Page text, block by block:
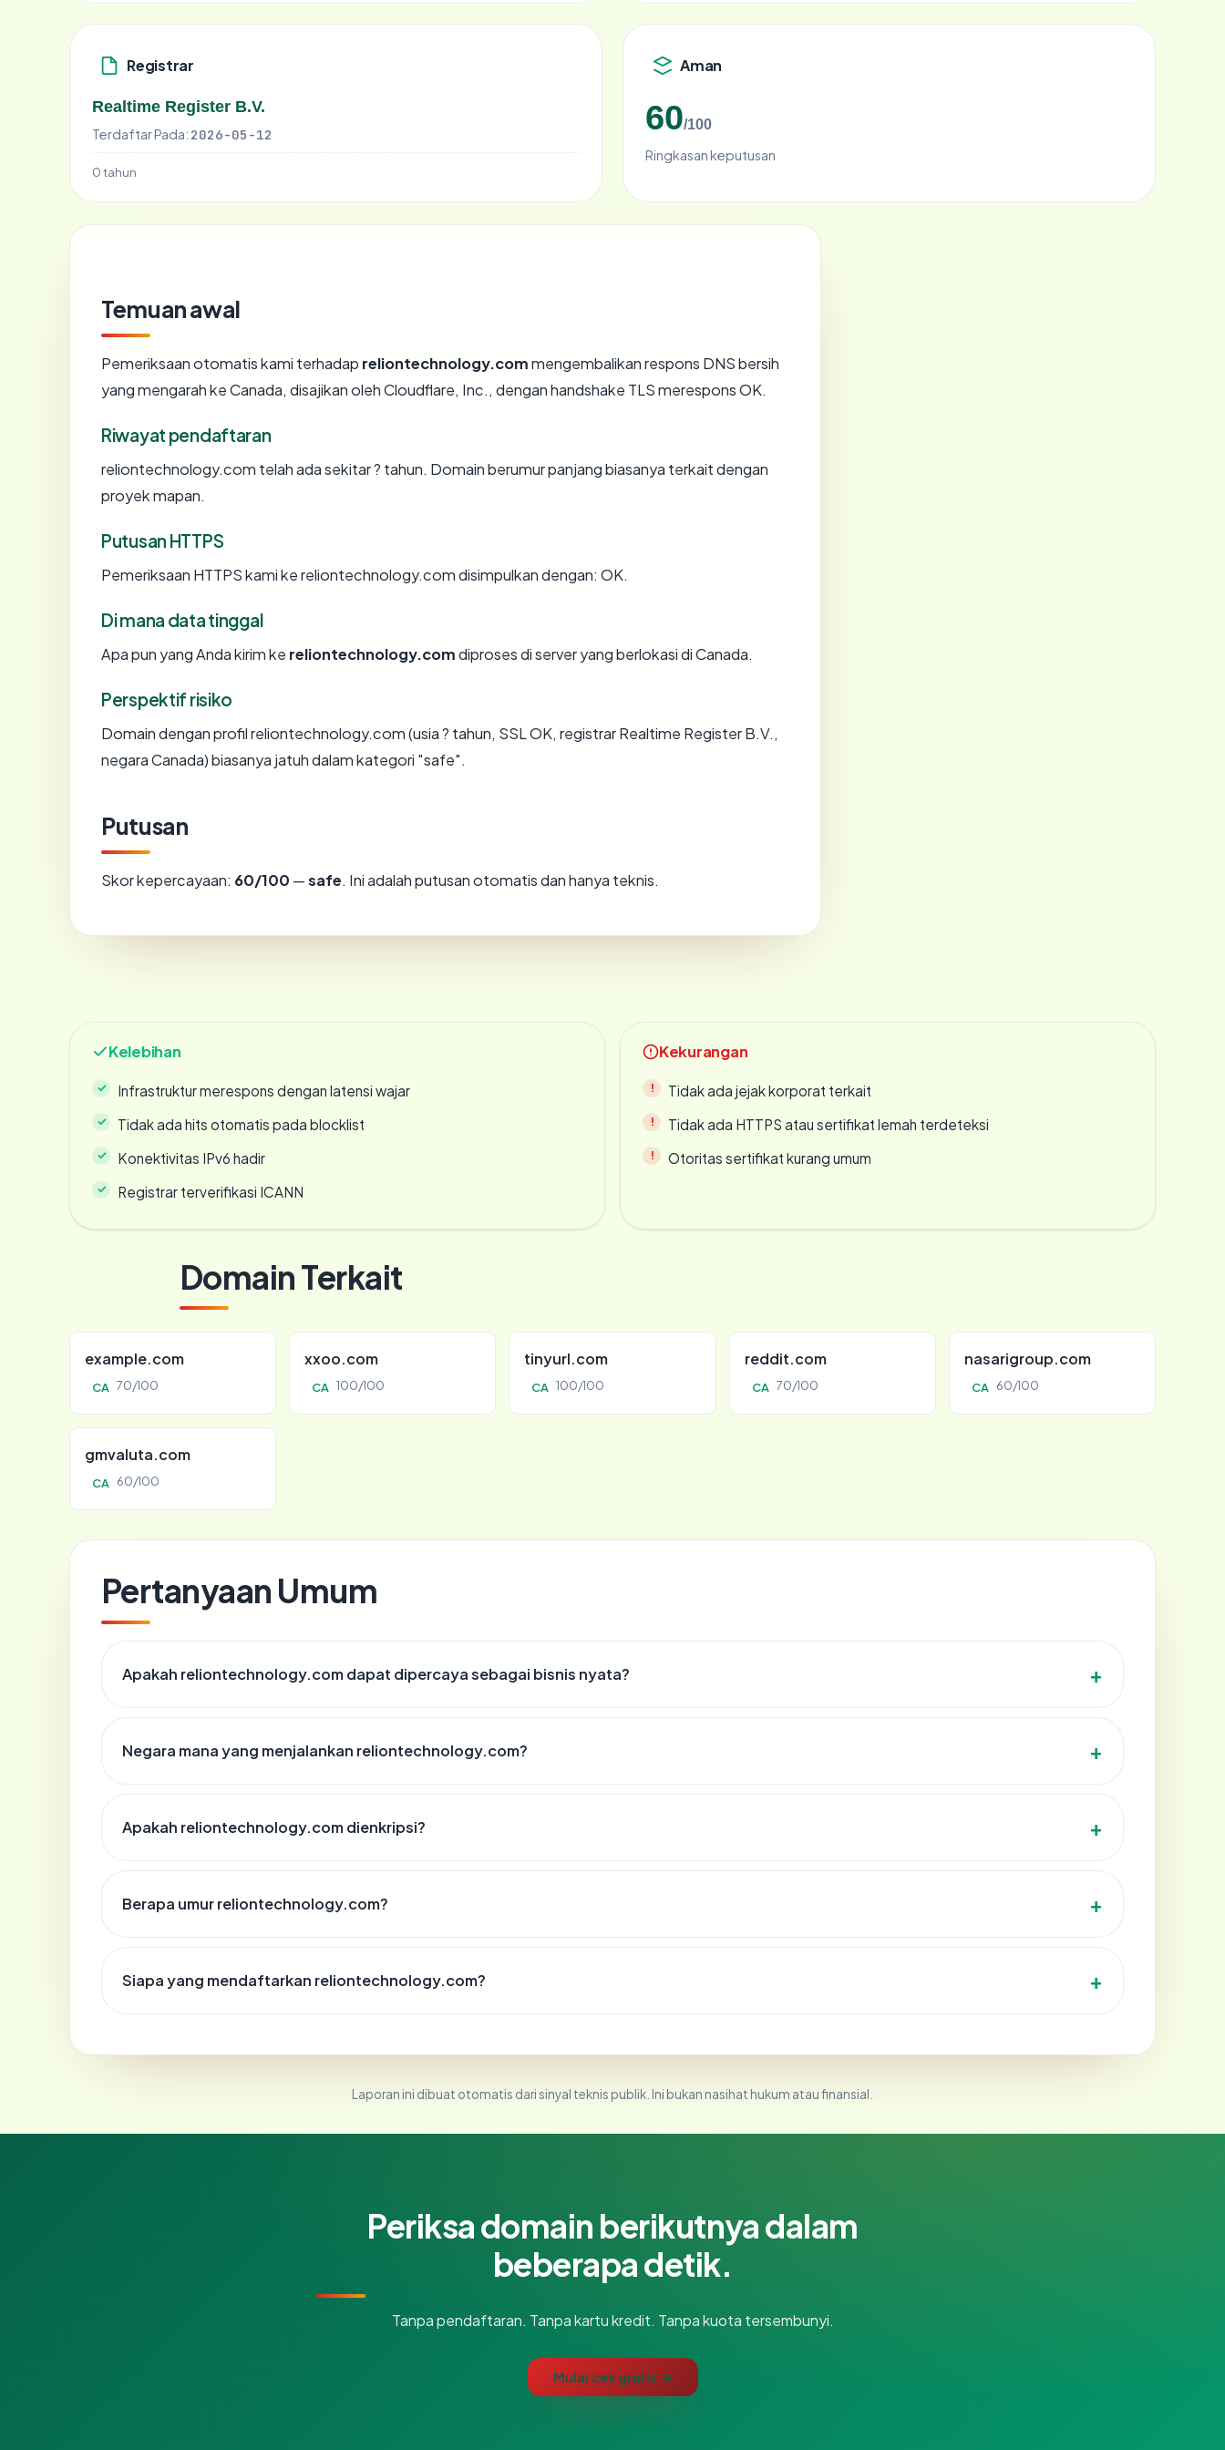
Registrar
Realtime Register B.V.
Terdaftar Pada: 2026-05-12
0 tahun
Aman
60/100
Ringkasan keputusan
Temuan awal
Pemeriksaan otomatis kami terhadap reliontechnology.commengembalikan respons DNS bersih
yang mengarah ke Canada, disajikan oleh Cloudflare, Inc., dengan handshake TLS merespons OK.
Riwayat pendaftaran
reliontechnology.com telah ada sekitar ? tahun. Domain berumur panjang biasanya terkait dengan
proyek mapan.
Putusan HTTPS
Pemeriksaan HTTPS kami ke reliontechnology.com disimpulkan dengan: OK.
Di mana data tinggal
Apa pun yang Anda kirim ke reliontechnology.comdiproses di server yang berlokasi di Canada.
Perspektif risiko
Domain dengan profil reliontechnology.com (usia ? tahun, SSL OK, registrar Realtime Register B.V.,
negara Canada) biasanya jatuh dalam kategori "safe".
Putusan
Skor kepercayaan: 60/100 —safe. Ini adalah putusan otomatis dan hanya teknis.
Kelebihan
Infrastruktur merespons dengan latensi wajar
Tidak ada hits otomatis pada blocklist
Konektivitas IPv6 hadir
Registrar terverifikasi ICANN
Kekurangan
Tidak ada jejak korporat terkait
Tidak ada HTTPS atau sertifikat lemah terdeteksi
Otoritas sertifikat kurang umum
Domain Terkait
example.com
CA 70/100
xxoo.com
CA 100/100
tinyurl.com
CA 100/100
reddit.com
CA 70/100
nasarigroup.com
CA 60/100
gmvaluta.com
CA 60/100
Pertanyaan Umum
Apakah reliontechnology.com dapat dipercaya sebagai bisnis nyata?
Negara mana yang menjalankan reliontechnology.com?
Apakah reliontechnology.com dienkripsi?
Berapa umur reliontechnology.com?
Siapa yang mendaftarkan reliontechnology.com?
Laporan ini dibuat otomatis dari sinyal teknis publik. Ini bukan nasihat hukum atau finansial.
Periksa domain berikutnya dalam
beberapa detik.
Tanpa pendaftaran. Tanpa kartu kredit. Tanpa kuota tersembunyi.
Mulai cek gratis →